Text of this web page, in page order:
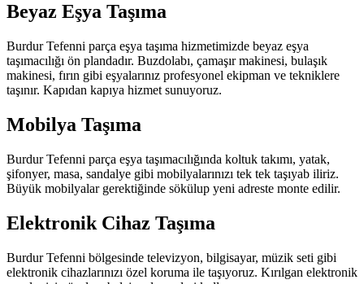
Beyaz Eşya Taşıma
Burdur Tefenni parça eşya taşıma hizmetimizde beyaz eşya
taşımacılığı ön plandadır. Buzdolabı, çamaşır makinesi, bulaşık
makinesi, fırın gibi eşyalarınız profesyonel ekipman ve tekniklere
taşınır. Kapıdan kapıya hizmet sunuyoruz.
Mobilya Taşıma
Burdur Tefenni parça eşya taşımacılığında koltuk takımı, yatak,
şifonyer, masa, sandalye gibi mobilyalarınızı tek tek taşıyab iliriz.
Büyük mobilyalar gerektiğinde sökülup yeni adreste monte edilir.
Elektronik Cihaz Taşıma
Burdur Tefenni bölgesinde televizyon, bilgisayar, müzik seti gibi
elektronik cihazlarınızı özel koruma ile taşıyoruz. Kırılgan elektronik